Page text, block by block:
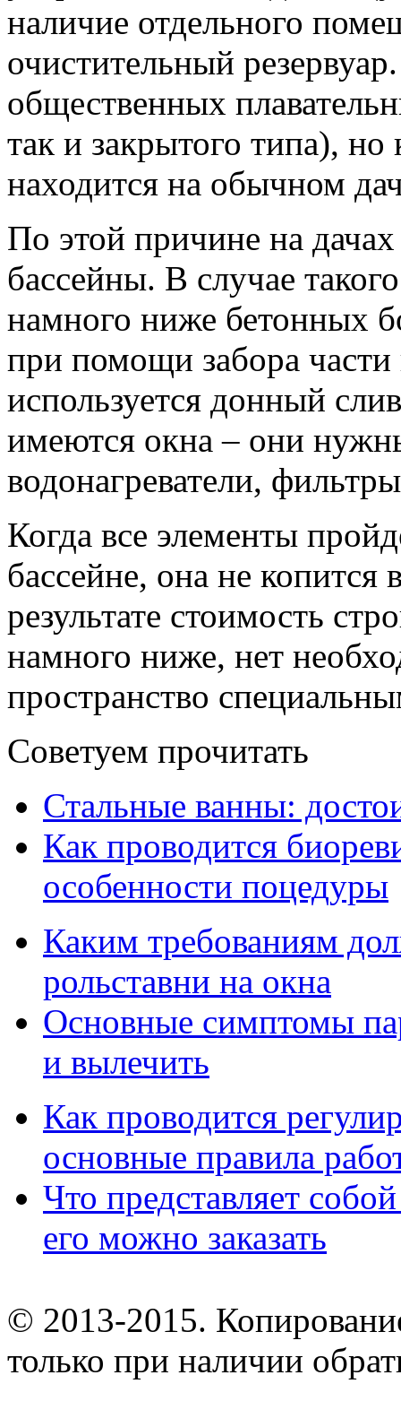
наличие отдельного
очистительный
общественных
так и закрытого типа), но
находится на обычном
По этой причине на
бассейны. В случае
намного ниже бетонных
при помощи забора части
используется донный
имеются окна – они
водонагреватели,
Когда все элементы
бассейне, она не копится
результате стоимость
намного ниже, нет
пространство
Советуем прочитать
Стальные ванны:
Как проводится
особенности поцедуры
Каким требованиям
рольставни на окна
Основные симптомы
и вылечить
Как проводится
основные правила
Что представляет
его можно заказать
© 2013-2015.
только при наличии